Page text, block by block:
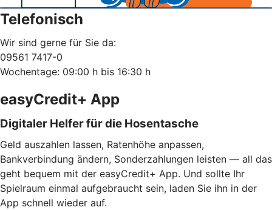
Telefonisch
Wir sind gerne für Sie da:
09561 7417-0
Wochentage: 09:00 h bis 16:30 h
easyCredit+ App
Digitaler Helfer für die Hosentasche
Geld auszahlen lassen, Ratenhöhe anpassen,
Bankverbindung ändern, Sonderzahlungen leisten — all das
geht bequem mit der easyCredit+ App. Und sollte Ihr
Spielraum einmal aufgebraucht sein, laden Sie ihn in der
App schnell wieder auf.